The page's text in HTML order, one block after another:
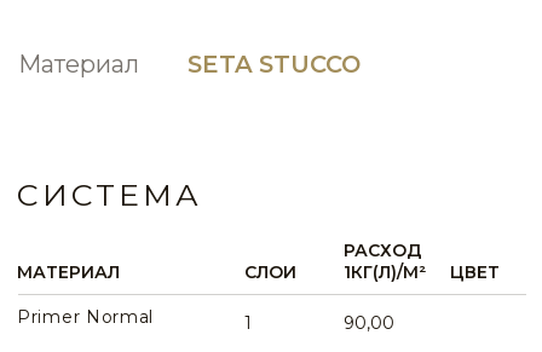
КОНСУЛЬТАЦИЯ
ИДЕИ И ПРИМЕРЫ
ВСЕ ИДЕИ ПРИМЕНЕНИЯ